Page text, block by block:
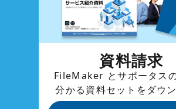
資料請求
FileMaker とサポータス
分かる資料セットをダウ